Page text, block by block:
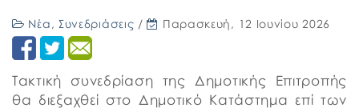
Νέα , Συνεδριάσεις / Παρασκευή, 12 Ιουνίου 2026
Tακτική συνεδρίαση της Δημοτικής Επιτροπής
θα διεξαχθεί στο Δημοτικό Κατάστημα επί των